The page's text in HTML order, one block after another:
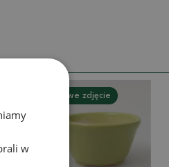
Prawdziwe zdjęcie
w